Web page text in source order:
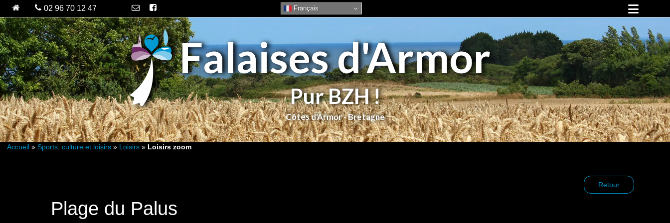
Falaises d’Armor !
Animations et événements
Animations
Vos rendez-vous avec Falaises d’Armor
Sports, culture et loisirs
Les pépites
Espace mer
Vélo
Cirkwi
Culture
Falaises d'Armor
Pur BZH !
Accueil » Sports, culture et loisirs » Loisirs » Loisirs zoom
Retour
Plage du Palus
Français